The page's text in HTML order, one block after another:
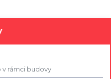
rámci budovy